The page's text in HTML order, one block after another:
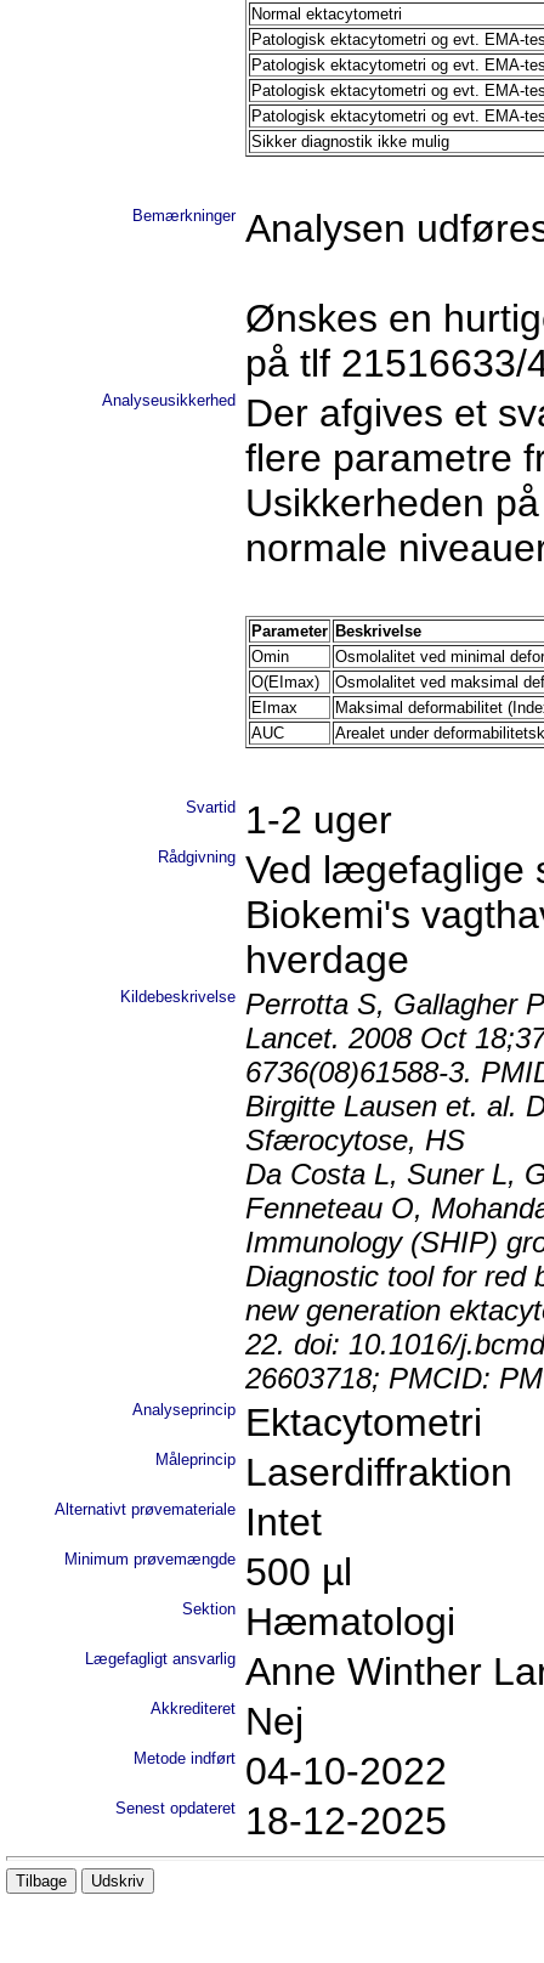
Normal ektacytometri
Patologisk ektacytometri og evt. EMA-
Patologisk ektacytometri og evt. EMA-
Patologisk ektacytometri og evt. EMA-
Patologisk ektacytometri og evt. EMA-
Sikker diagnostik ikke mulig
Bemærkninger Analysen
Ønskes en
på tlf 21516633/
Analyseusikkerhed
Der afgives et
flere parametre
Usikkerheden
normale
Parameter Beskrivelse
Omin
Osmolalitet ved minimal
O(EImax)
Osmolalitet ved maksimal
EImax
Maksimal deformabilitet
AUC
Arealet under
Svartid 1-2 uger
Rådgivning Ved lægefaglige
Biokemi's
hverdage
Kildebeskrivelse Perrotta S, Gallagher
Lancet. 2008 Oct
6736(08)61588-3.
Birgitte Lausen et. al.
Sfærocytose, HS
Da Costa L, Suner L,
Fenneteau O,
Immunology (SHIP)
Diagnostic tool for red
new generation
22. doi: 10.1016/
26603718; PMCID:
Analyseprincip Ektacytometri
Måleprincip Laserdiffraktion
Alternativt prøvemateriale Intet
Minimum prøvemængde 500 µl
Sektion Hæmatologi
Lægefagligt ansvarlig Anne Winther
Akkrediteret Nej
Metode indført 04-10-2022
Senest opdateret 18-12-2025